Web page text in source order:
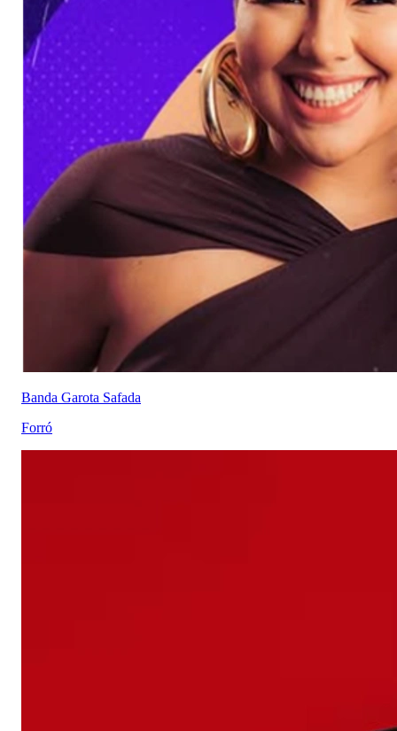
Banda Garota Safada
Forró